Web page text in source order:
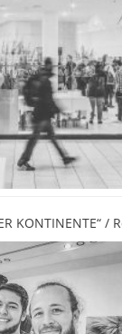
KONTINENTE“ /